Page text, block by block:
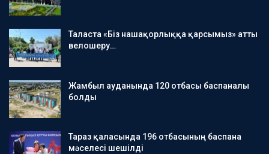
Таласта «Біз нашақорлыққа қарсымыз» атты
велошеру…
Жамбыл ауданында 120 отбасы баспаналы
болды
Тараз қаласында 196 отбасының баспана
мәселесі шешілді